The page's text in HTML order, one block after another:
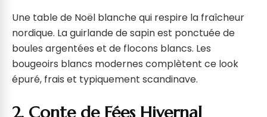
Une table de Noël blanche qui respire la fraîcheur
nordique. La guirlande de sapin est ponctuée de
boules argentées et de flocons blancs. Les
bougeoirs blancs modernes complètent ce look
épuré, frais et typiquement scandinave.
2. Conte de Fées Hivernal